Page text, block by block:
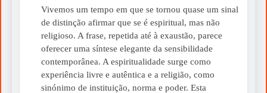
Vivemos um tempo em que se tornou quase um sinal
de distinção afirmar que se é espiritual, mas não
religioso. A frase, repetida até à exaustão, parece
oferecer uma síntese elegante da sensibilidade
contemporânea. A espiritualidade surge como
experiência livre e autêntica e a religião, como
sinónimo de instituição, norma e poder. Esta